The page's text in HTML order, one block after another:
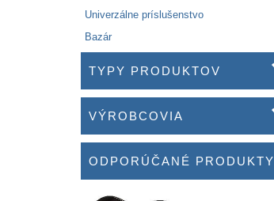
Univerzálne príslušenstvo
Bazár
TYPY PRODUKTOV
VÝROBCOVIA
ODPORÚČANÉ PRODUKTY